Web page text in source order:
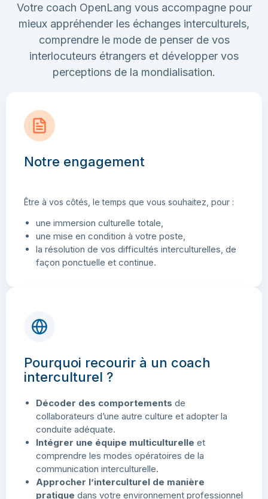
Votre coach OpenLang vous accompagne pour
mieux appréhender les échanges interculturels,
comprendre le mode de penser de vos
interlocuteurs étrangers et développer vos
perceptions de la mondialisation.
Notre engagement
Être à vos côtés, le temps que vous souhaitez, pour :
une immersion culturelle totale,
une mise en condition à votre poste,
la résolution de vos difficultés interculturelles, de
façon ponctuelle et continue.
Pourquoi recourir à un coach
interculturel ?
Décoder des comportements de
collaborateurs d’une autre culture et adopter la
conduite adéquate.
Intégrer une équipe multiculturelle et
comprendre les modes opératoires de la
communication interculturelle.
Approcher l’interculturel de manière
pratique dans votre environnement professionnel